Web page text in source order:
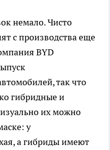
немало. Чисто
с производства еще
BYD
так что
гибридные и
их можно
у
а гибриды имеют